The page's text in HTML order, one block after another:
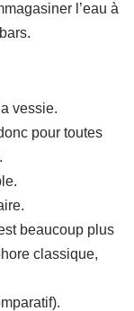
l’eau à
vessie.
pour toutes
beaucoup plus
classique,